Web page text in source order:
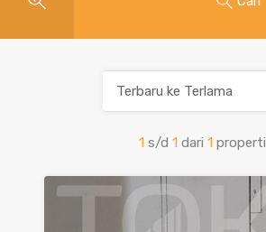
1 s/d 1 dari 1 properti
Terbaru ke Terlama